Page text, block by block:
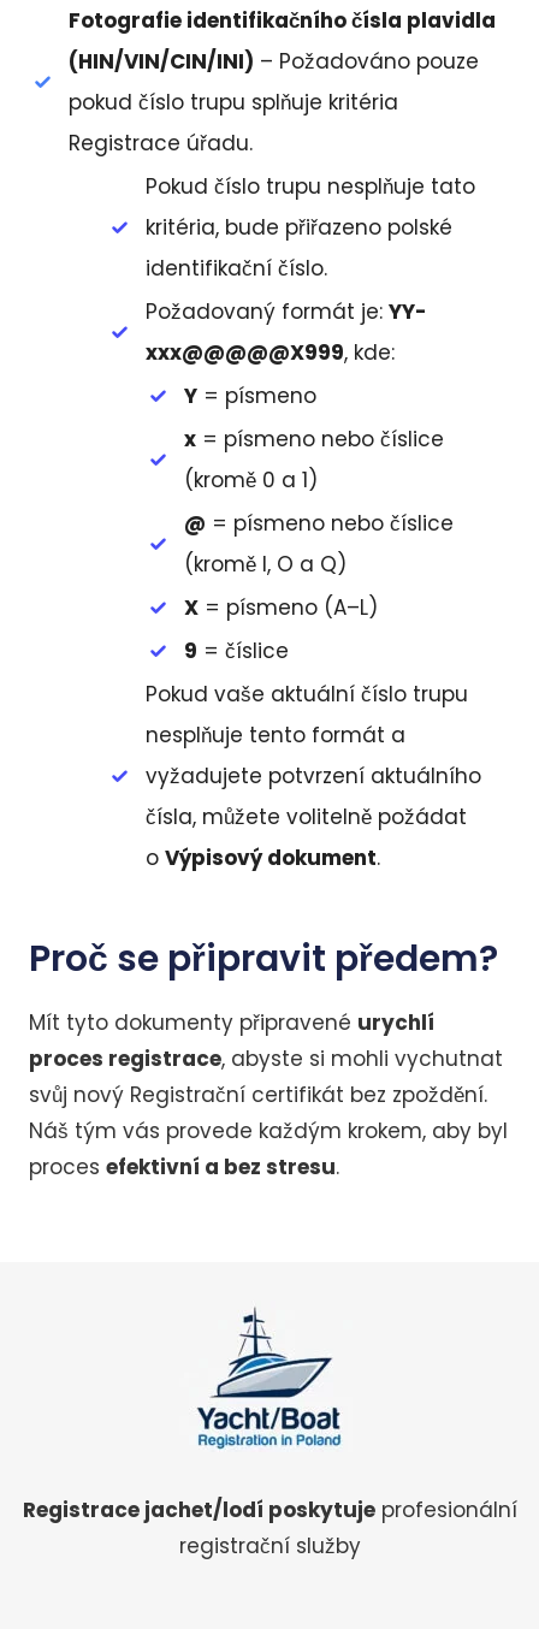
Fotografie identifikačního čísla plavidla
(HIN/VIN/CIN/INI) – Požadováno pouze
pokud číslo trupu splňuje kritéria
Registrace úřadu.
Pokud číslo trupu nesplňuje tato
kritéria, bude přiřazeno polské
identifikační číslo.
Požadovaný formát je: YY-
xxx@@@@@X999, kde:
Y = písmeno
x = písmeno nebo číslice
(kromě 0 a 1)
@ = písmeno nebo číslice
(kromě I, O a Q)
X = písmeno (A–L)
9 = číslice
Pokud vaše aktuální číslo trupu
nesplňuje tento formát a
vyžadujete potvrzení aktuálního
čísla, můžete volitelně požádat
o Výpisový dokument.
Proč se připravit předem?
Mít tyto dokumenty připravené urychlí
proces registrace, abyste si mohli vychutnat
svůj nový Registrační certifikát bez zpoždění.
Náš tým vás provede každým krokem, aby byl
proces efektivní a bez stresu.
Registrace jachet/lodí poskytujeprofesionální
registrační služby